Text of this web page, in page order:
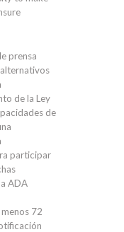
prensa
de la Ley
de
participar
ADA
menos 72